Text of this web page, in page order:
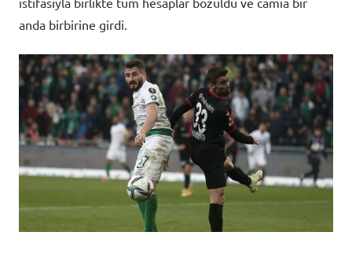
anda birbirine girdi.